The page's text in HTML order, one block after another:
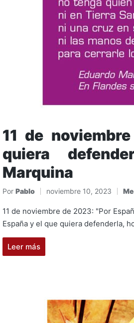
11 de
quiera
Marquina
Publicado
por
Por Pablo noviembre 10, 2023
en
11 de noviembre de 2023: "Por
España y el que quiera defenderla,
Leer más